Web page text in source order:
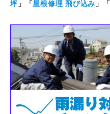
坪」「屋根修理 飛び込み 」「